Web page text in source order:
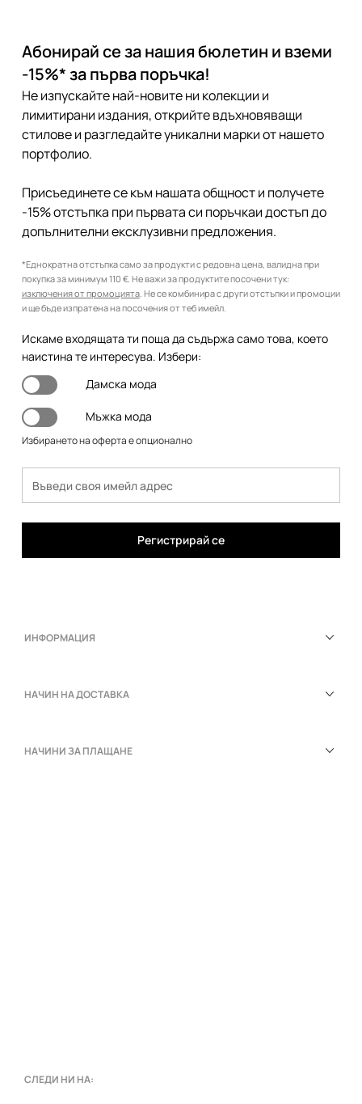
Абонирай се за нашия бюлетин и вземи
-15%* за първа поръчка!
Не изпускайте най-новите ни колекции и
лимитирани издания, открийте вдъхновяващи
стилове и разгледайте уникални марки от нашето
портфолио.
Присъединете се към нашата общност и получете
-15% отстъпка при първата си поръчкаи достъп до
допълнителни ексклузивни предложения.
*Еднократна отстъпка само за продукти с редовна цена, валидна при
покупка за минимум 110 €. Не важи за продуктите посочени тук:
изключения от промоцията. Не се комбинира с други отстъпки и промоции
и ще бъде изпратена на посочения от теб имейл.
Искаме входящата ти поща да съдържа само това, което
наистина те интересува. Избери:
Дамска мода
Мъжка мода
Избирането на оферта е опционално
Регистрирай се
ИНФОРМАЦИЯ
НАЧИН НА ДОСТАВКА
НАЧИНИ ЗА ПЛАЩАНЕ
СЛЕДИ НИ НА: